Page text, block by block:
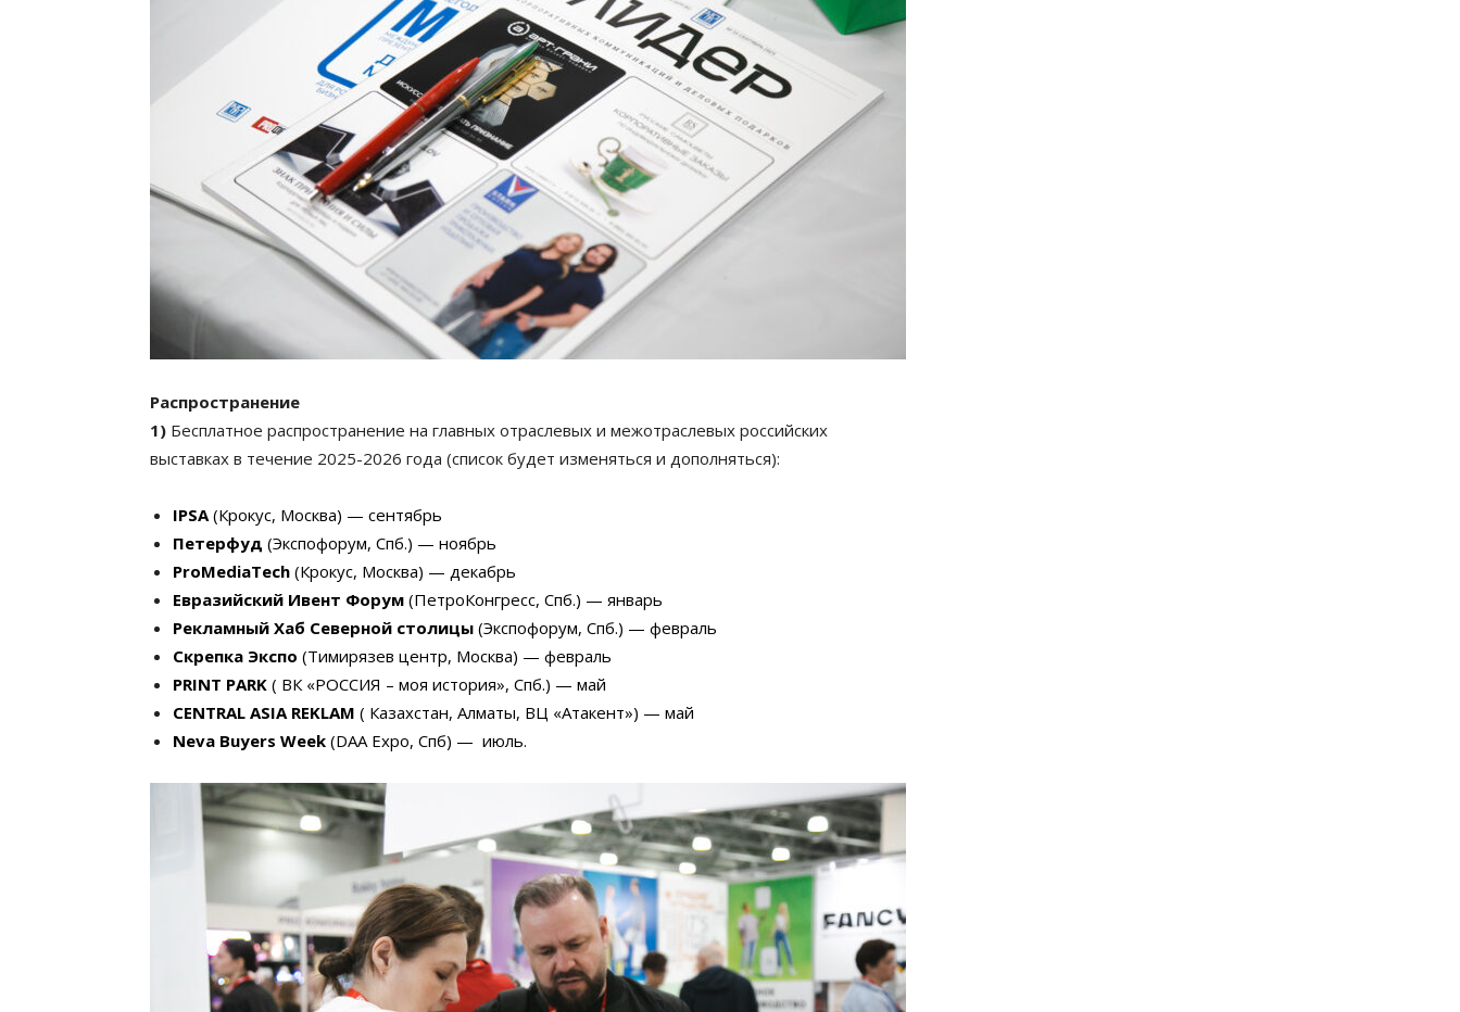
Распространение
1) Бесплатное распространение на главных отраслевых и межотраслевых российских
выставках в течение 2025-2026 года (список будет изменяться и дополняться):
IPSA(Крокус, Москва) — сентябрь
Петерфуд (Экспофорум, Спб.) — ноябрь
ProMediaTech (Крокус, Москва) — декабрь
Евразийский Ивент Форум (ПетроКонгресс, Спб.) — январь
Рекламный Хаб Северной столицы (Экспофорум, Спб.) — февраль
Скрепка Экспо (Тимирязев центр, Москва) — февраль
PRINT PARK ( ВК «РОССИЯ – моя история», Спб.) — май
CENTRAL ASIA REKLAM ( Казахстан, Алматы, ВЦ «Атакент») — май
Neva Buyers Week (DAA Expo, Спб) — июль.